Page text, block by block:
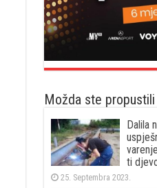
Možda ste propustili
Dalila
ti
25. Septembra 2023.